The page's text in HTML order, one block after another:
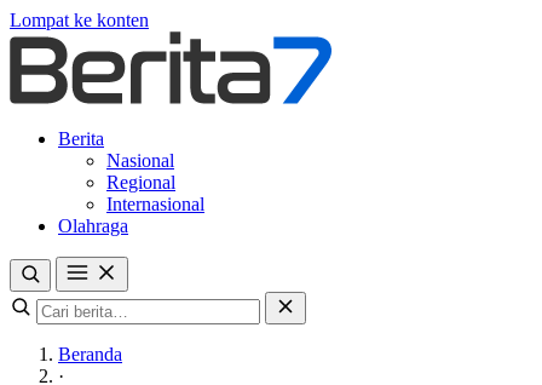
Lompat ke konten
Berita
Nasional
Regional
Internasional
Olahraga
Beranda
·